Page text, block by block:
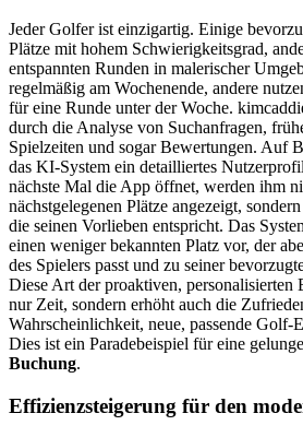
Jeder Golfer ist einzigartig. Einige
Plätze mit hohem Schwierigkeitsgrad,
entspannten Runden in malerischer
regelmäßig am Wochenende, andere
für eine Runde unter der Woche.
durch die Analyse von Suchanfragen,
Spielzeiten und sogar Bewertungen. Auf
das KI-System ein detailliertes
nächste Mal die App öffnet, werden ihm
nächstgelegenen Plätze angezeigt,
die seinen Vorlieben entspricht. Das
einen weniger bekannten Platz vor, der
des Spielers passt und zu seiner
Diese Art der proaktiven, personalisierten
nur Zeit, sondern erhöht auch die
Wahrscheinlichkeit, neue, passende Golf-
Dies ist ein Paradebeispiel für eine
Buchung.
Effizienzsteigerung für den